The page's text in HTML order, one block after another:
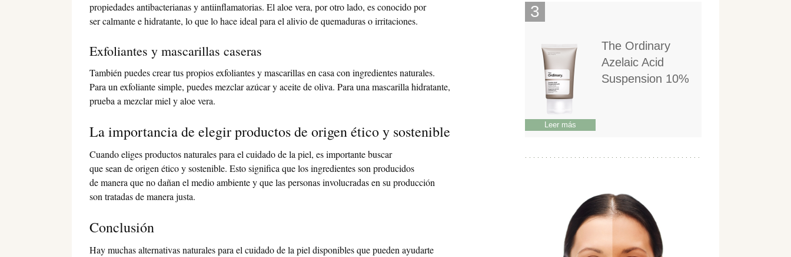
propiedades antibacterianas y antiinflamatorias. El aloe vera, por otro lado, es conocido por
ser calmante e hidratante, lo que lo hace ideal para el alivio de quemaduras o irritaciones.
Exfoliantes y mascarillas caseras
También puedes crear tus propios exfoliantes y mascarillas en casa con ingredientes naturales.
Para un exfoliante simple, puedes mezclar azúcar y aceite de oliva. Para una mascarilla hidratante,
prueba a mezclar miel y aloe vera.
La importancia de elegir productos de origen ético y sostenible
Cuando eliges productos naturales para el cuidado de la piel, es importante buscar
que sean de origen ético y sostenible. Esto significa que los ingredientes son producidos
de manera que no dañan el medio ambiente y que las personas involucradas en su producción
son tratadas de manera justa.
Conclusión
Hay muchas alternativas naturales para el cuidado de la piel disponibles que pueden ayudarte
The Ordinary
Azelaic Acid
Suspension 10%
Leer más